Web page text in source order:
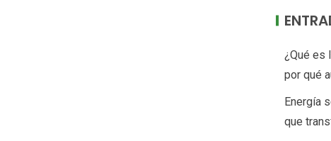
¿Qué es
por qué
Energía
que